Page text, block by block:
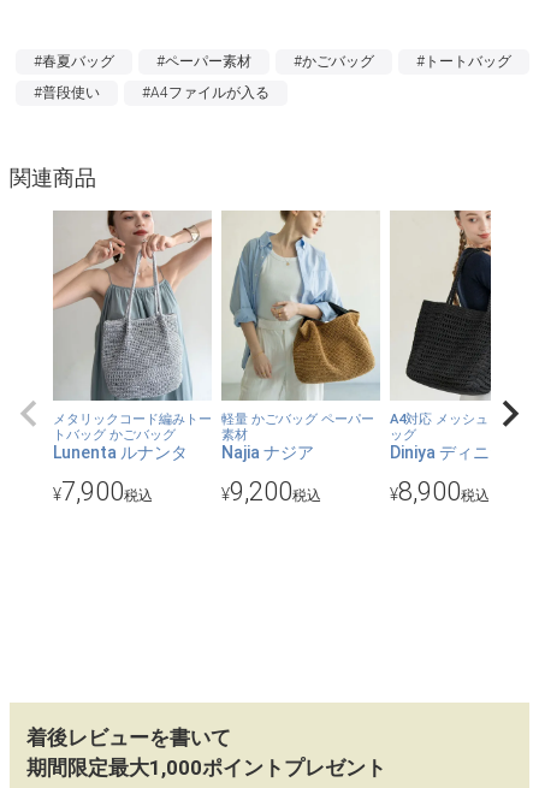
●小さな内ポケットがあるので、バッグの中でスマホや鍵をささ
【コーディネート】
●ジーンズ＆Tシャツのラフな格好にもきれいめな通勤スタイルに
も何故かしっくり馴染んでしまう優秀さ。コーデにオンするだけ
で、今気分の、こなれた雰囲気が手に入ります。
【カラー】
グレー、ブラック、ナチュラル
#春夏バッグ #ペーパー素材 #かごバッグ
#トートバッグ
#普段使い
#A4ファイルが入る
関連商品
メタリックコード編みトー
トバッグ かごバッグ
Lunenta ルナンタ
¥7,900税込
軽量 かごバッグ ペーパー
素材
Najia ナジア
¥9,200税込
A4対応 メッシュトート
ッグ
Diniya ディニヤ
¥8,900税込
着後レビューを書いて
期間限定最大1,000ポイントプレゼント